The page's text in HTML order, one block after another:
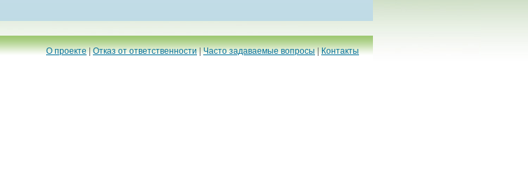
О проекте|Отказ от ответственности|Часто задаваемые вопросы|Контакты